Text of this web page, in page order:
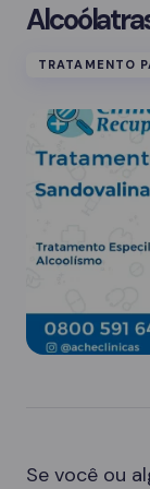
TRATAMENTO
Se você ou